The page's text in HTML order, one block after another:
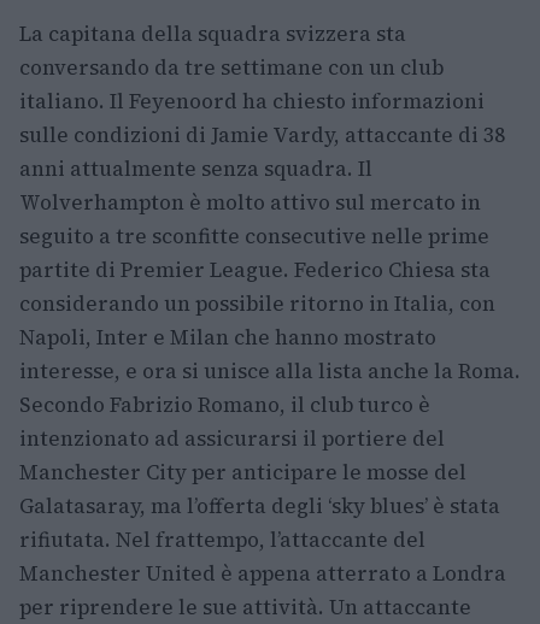
La capitana della squadra svizzera sta
conversando da tre settimane con un club
italiano. Il Feyenoord ha chiesto informazioni
sulle condizioni di Jamie Vardy, attaccante di 38
anni attualmente senza squadra. Il
Wolverhampton è molto attivo sul mercato in
seguito a tre sconfitte consecutive nelle prime
partite di Premier League. Federico Chiesa sta
considerando un possibile ritorno in Italia, con
Napoli, Inter e Milan che hanno mostrato
interesse, e ora si unisce alla lista anche la Roma.
Secondo Fabrizio Romano, il club turco è
intenzionato ad assicurarsi il portiere del
Manchester City per anticipare le mosse del
Galatasaray, ma l’offerta degli ‘sky blues’ è stata
rifiutata. Nel frattempo, l’attaccante del
Manchester United è appena atterrato a Londra
per riprendere le sue attività. Un attaccante